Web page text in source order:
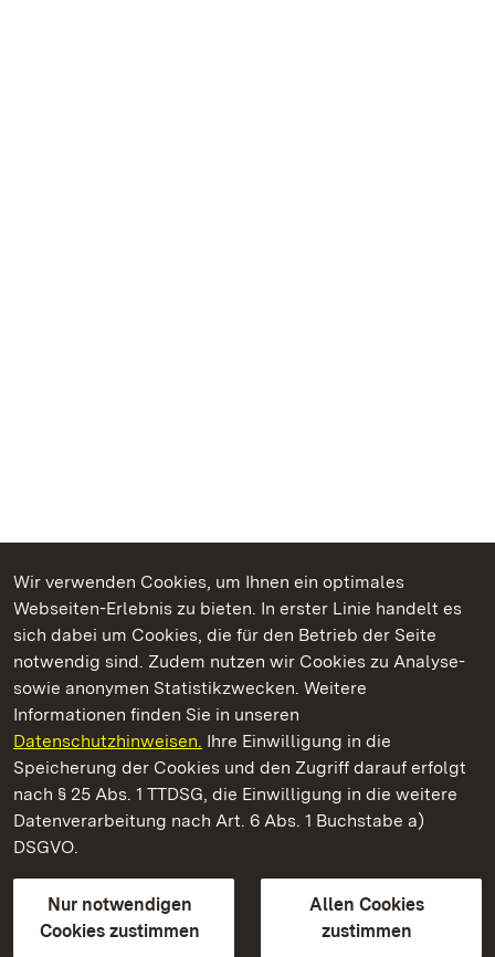
Wir verwenden Cookies, um Ihnen ein optimales
Webseiten-Erlebnis zu bieten. In erster Linie handelt es
sich dabei um Cookies, die für den Betrieb der Seite
notwendig sind. Zudem nutzen wir Cookies zu Analyse-
sowie anonymen Statistikzwecken. Weitere
Informationen finden Sie in unseren
Datenschutzhinweisen. Ihre Einwilligung in die
Speicherung der Cookies und den Zugriff darauf erfolgt
nach § 25 Abs. 1 TTDSG, die Einwilligung in die weitere
Datenverarbeitung nach Art. 6 Abs. 1 Buchstabe a)
DSGVO.
Nur notwendigen
Cookies zustimmen
Allen Cookies
zustimmen
Kommen. Staunen. Genießen.
Staatliche Schlösser und Gärten Baden‑Württemberg
Staatliche Schlösser und Gärten Baden-Württemberg
Kontakt
GebärdenspracheLeichte Sprache
Erklärung zur Barrierefreiheit
BITV-konform (geprüfte Seiten)